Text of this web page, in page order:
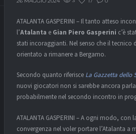
ATALANTA GASPERINI – Il tanto atteso
l’Atalanta e Gian Piero Gasperini c’è
stati incoraggianti. Nel senso che il tecnico
orientato a rimanere a Bergamo.
Secondo quanto riferisce La Gazzetta dello
nuovi giocatori non si sarebbe ancora
probabilmente nel secondo incontro in
ATALANTA GASPERINI – A ogni modo, con
convergenza nel voler portare l’Atalanta a